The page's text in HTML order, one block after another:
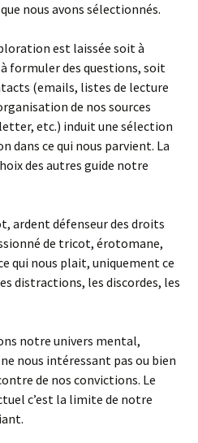
nous avons sélectionnés.
est laissée soit à
formuler des questions, soit
(emails, listes de lecture
de nos sources
etc.) induit une sélection
dans ce qui nous parvient. La
des autres guide notre
ardent défenseur des droits
de tricot, érotomane,
qui nous plait, uniquement ce
distractions, les discordes, les
notre univers mental,
nous intéressant pas ou bien
de nos convictions. Le
c’est la limite de notre